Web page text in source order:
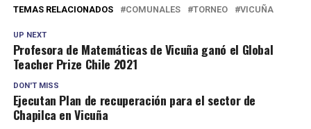
TEMAS RELACIONADOS COMUNALES TORNEO VICUÑA
UP NEXT
Profesora de Matemáticas de Vicuña ganó el Global
Teacher Prize Chile 2021
DON'T MISS
Ejecutan Plan de recuperación para el sector de
Chapilca en Vicuña